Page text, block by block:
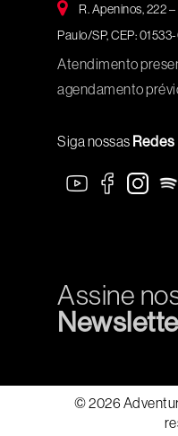
R. Apeninos, 222
Paulo/SP, CEP:
Atendimento
agendamento
Siga nossas
Assine
© 2026